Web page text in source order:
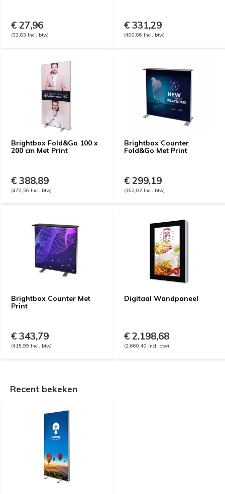
€ 27,96
(33,83 Incl. btw)
€ 331,29
(400,86 Incl. btw)
Brightbox Fold&Go 100 x
200 cm Met Print
€ 388,89
(470,56 Incl. btw)
Brightbox Counter
Fold&Go Met Print
€ 299,19
(362,02 Incl. btw)
Brightbox Counter Met
Print
€ 343,79
(415,99 Incl. btw)
Digitaal Wandpaneel
€ 2.198,68
(2.660,40 Incl. btw)
Recent bekeken